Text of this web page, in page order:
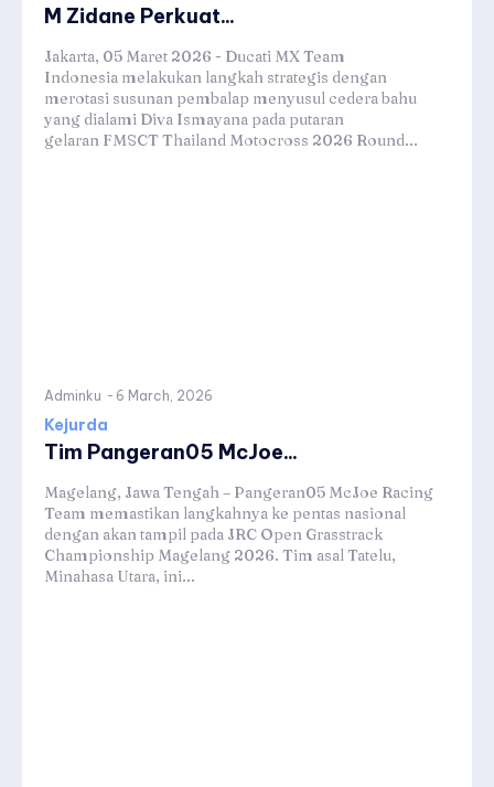
M Zidane Perkuat...
Jakarta, 05 Maret 2026 - Ducati MX Team
Indonesia melakukan langkah strategis dengan
merotasi susunan pembalap menyusul cedera bahu
yang dialami Diva Ismayana pada putaran
gelaran FMSCT Thailand Motocross 2026 Round...
Adminku - 6 March, 2026
Kejurda
Tim Pangeran05 McJoe...
Magelang, Jawa Tengah – Pangeran05 McJoe Racing
Team memastikan langkahnya ke pentas nasional
dengan akan tampil pada JRC Open Grasstrack
Championship Magelang 2026. Tim asal Tatelu,
Minahasa Utara, ini...